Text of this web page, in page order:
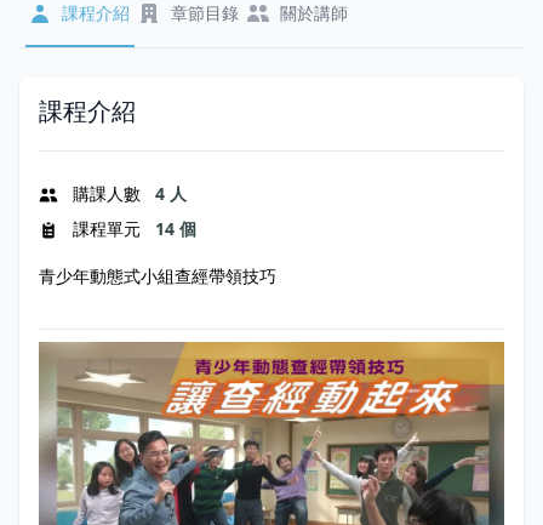
課程介紹 章節目錄 關於講師
課程介紹
購課人數
4 人
課程單元
14 個
青少年動態式小組查經帶領技巧